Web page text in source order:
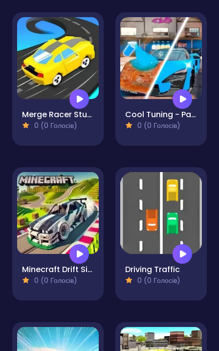
Merge Racer Stunts Car
0 (0 Голосів)
Cool Tuning - Paint the Car
0 (0 Голосів)
Minecraft Drift Simulator
0 (0 Голосів)
Driving Traffic
0 (0 Голосів)